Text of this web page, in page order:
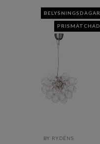
BELYSNINGSDAGAR
PRISMATCHAD
BY RYDÉNS